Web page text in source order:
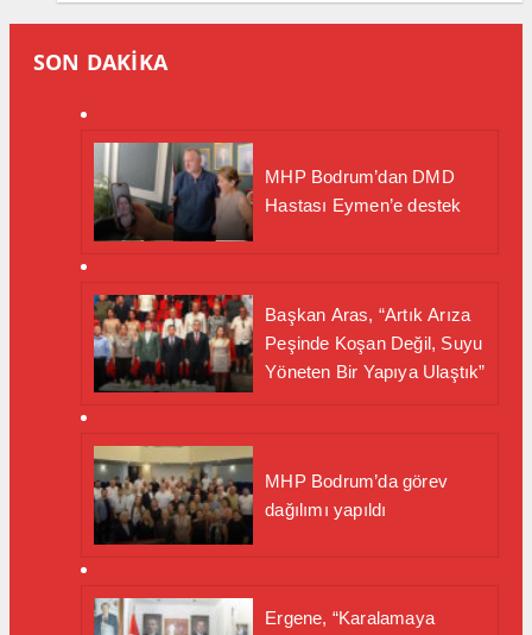
SON DAKİKA
MHP Bodrum’dan DMD
Hastası Eymen’e destek
Başkan Aras, “Artık Arıza
Peşinde Koşan Değil, Suyu
Yöneten Bir Yapıya Ulaştık”
MHP Bodrum’da görev
dağılımı yapıldı
Ergene, “Karalamaya